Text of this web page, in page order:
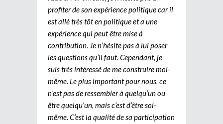
profiter de son expérience politique car il
est allé très tôt en politique et a une
expérience qui peut être mise à
contribution. Je n’hésite pas à lui poser
les questions qu’il faut. Cependant, je
suis très intéressé de me construire moi-
même. Le plus important pour nous, ce
n’est pas de ressembler à quelqu’un ou
être quelqu’un, mais c’est d’être soi-
même. C’est la qualité de sa participation